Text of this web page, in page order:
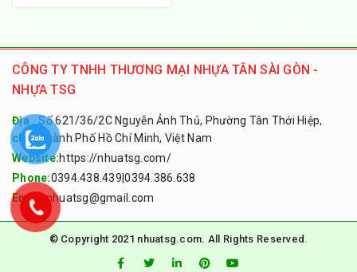
CÔNG TY TNHH THƯƠNG MẠI NHỰA TÂN SÀI GÒN -
NHỰA TSG
Địa
chỉ:
Số 621/36/2C Nguyễn Ảnh Thủ, Phường Tân Thới Hiệp,
Thành Phố Hồ Chí Minh, Việt Nam
Website:https://nhuatsg.com/
Phone:0394.438.439 |0394.386.638
Email:nhuatsg@gmail.com
© Copyright 2021 nhuatsg.com. All Rights Reserved.